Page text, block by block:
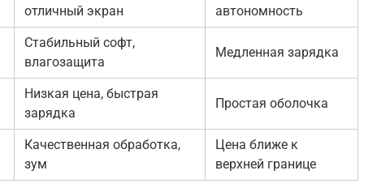
отличный экран
автономность
Стабильный софт,
влагозащита
Медленная зарядка
Низкая цена, быстрая
зарядка
Простая оболочка
Качественная обработка,
зум
Цена ближе к
верхней границе